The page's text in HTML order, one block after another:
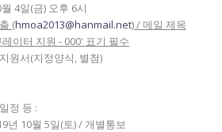
4일(금) 오후 6시
(hmoa2013@hanmail.net) /메일 제목
이터 지원 - 000' 표기 필수
원서(지정양식, 별첨)
정 등 :
년 10월 5일(토) / 개별통보